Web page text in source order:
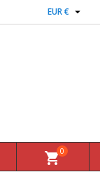
EUR € 
shopping_cart0